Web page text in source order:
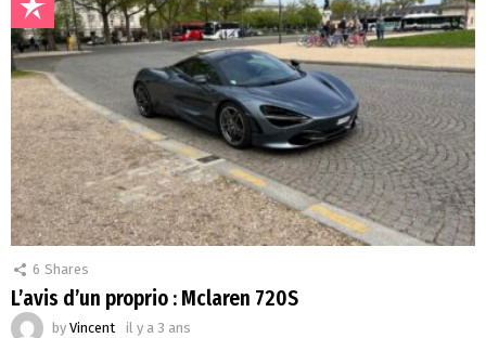
6 Shares
L’avis d’un proprio : Mclaren 720S
by Vincent il y a 3 ans